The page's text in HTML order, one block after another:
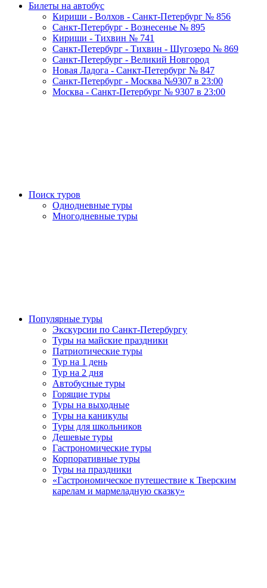
Билеты на автобус
Кириши - Волхов - Санкт-Петербург № 856
Санкт-Петербург - Вознесенье № 895
Кириши - Тихвин № 741
Санкт-Петербург - Тихвин - Шугозеро № 869
Санкт-Петербург - Великий Новгород
Новая Ладога - Санкт-Петербург № 847
Санкт-Петербург - Москва №9307 в 23:00
Москва - Санкт-Петербург № 9307 в 23:00
Поиск туров
Однодневные туры
Многодневные туры
Популярные туры
Экскурсии по Санкт-Петербургу
Туры на майские праздники
Патриотические туры
Тур на 1 день
Тур на 2 дня
Автобусные туры
Горящие туры
Туры на выходные
Туры на каникулы
Туры для школьников
Дешевые туры
Гастрономические туры
Корпоративные туры
Туры на праздники
«Гастрономическое путешествие к Тверским
карелам и мармеладную сказку»